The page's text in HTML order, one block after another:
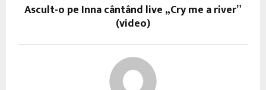
Ascult-o pe Inna cântând live „Cry me a river”
(video)